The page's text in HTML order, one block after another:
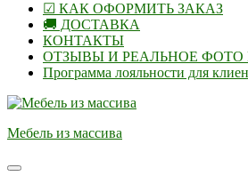
☑ КАК ОФОРМИТЬ ЗАКАЗ
🚚 ДОСТАВКА
КОНТАКТЫ
ОТЗЫВЫ И РЕАЛЬНОЕ ФОТО
Программа лояльности для
Мебель из массива